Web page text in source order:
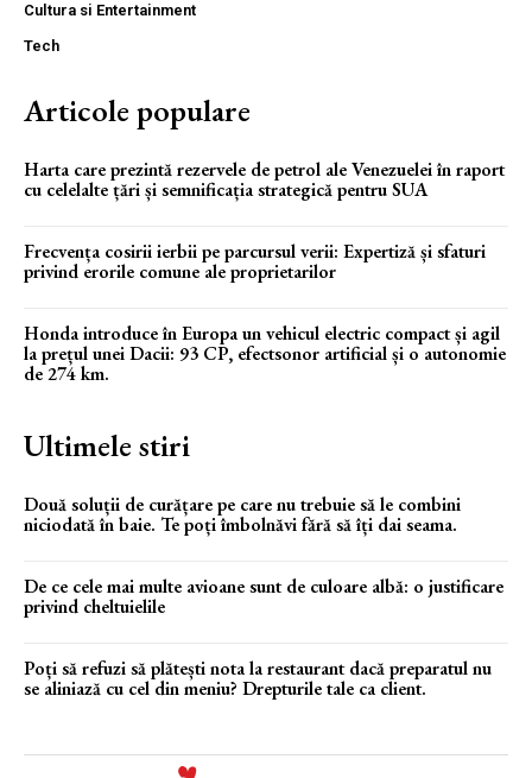
Cultura si Entertainment
Tech
Articole populare
Harta care prezintă rezervele de petrol ale Venezuelei în raport
cu celelalte țări și semnificația strategică pentru SUA
Frecvența cosirii ierbii pe parcursul verii: Expertiză și sfaturi
privind erorile comune ale proprietarilor
Honda introduce în Europa un vehicul electric compact și agil
la prețul unei Dacii: 93 CP, efectsonor artificial și o autonomie
de 274 km.
Ultimele stiri
Două soluții de curățare pe care nu trebuie să le combini
niciodată în baie. Te poți îmbolnăvi fără să îți dai seama.
De ce cele mai multe avioane sunt de culoare albă: o justificare
privind cheltuielile
Poți să refuzi să plătești nota la restaurant dacă preparatul nu
se aliniază cu cel din meniu? Drepturile tale ca client.